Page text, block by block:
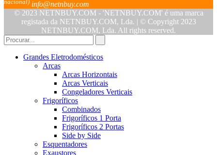
nacional) info@netnbuy.com
© 2023 NETNBUY.COM - 'NETNBUY.COM' é uma marca
registada da NETNBUY.COM, Lda. | © Copyright 2023
NETNBUY.COM, Lda. All rights reserved.
Grandes Eletrodomésticos
Arcas
Arcas Horizontais
Arcas Verticais
Congeladores Verticais
Frigoríficos
Combinados
Frigoríficos 1 Porta
Frigoríficos 2 Portas
Side by Side
Esquentadores
Exaustores